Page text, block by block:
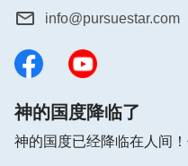
info@pursuestar.com
神的国度降临了
神的国度已经降临在人间